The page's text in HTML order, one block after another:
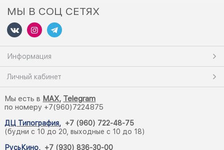
МЫ В СОЦ СЕТЯХ
Информация
Личный кабинет
Мы есть в MAX, Telegram
по номеру +7(960)7224875
ДЦ Типография, +7 (960) 722-48-75
(будни с 10 до 20, выходные с 10 до 18)
РусьКино, +7 (930) 836-30-00